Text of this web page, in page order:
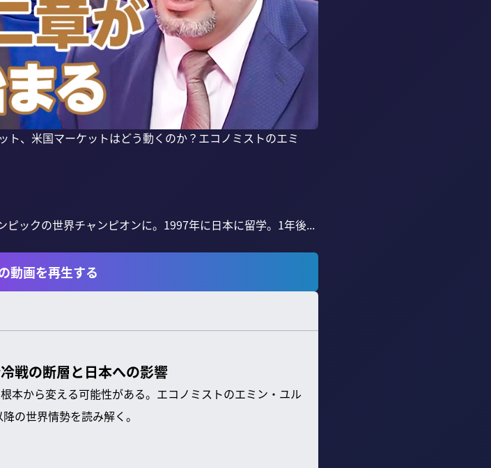
、米国マーケットはどう動くのか？エコノミストのエミ
ックの世界チャンピオンに。1997年に日本に留学。1年後...
動画を再生する
戦の断層と日本への影響
本から変える可能性がある。エコノミストのエミン・ユル
の世界情勢を読み解く。